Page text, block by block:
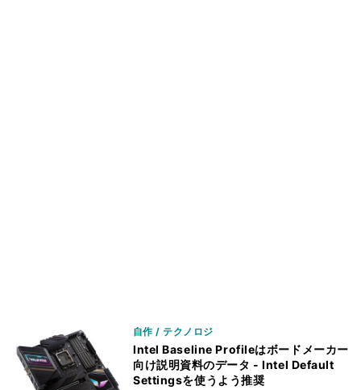
自作 / テクノロジ
Intel Baseline Profileはボードメーカー
向け説明資料のデータ - Intel Default
Settingsを使うよう推奨